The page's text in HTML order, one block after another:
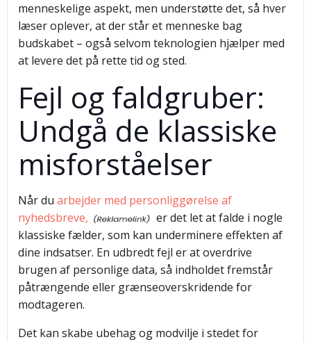
menneskelige aspekt, men understøtte det, så hver
læser oplever, at der står et menneske bag
budskabet – også selvom teknologien hjælper med
at levere det på rette tid og sted.
Fejl og faldgruber:
Undgå de klassiske
misforståelser
Når du arbejder med personliggørelse af
nyhedsbreve,
er det let at falde i nogle
klassiske fælder, som kan underminere effekten af
dine indsatser. En udbredt fejl er at overdrive
brugen af personlige data, så indholdet fremstår
påtrængende eller grænseoverskridende for
modtageren.
Det kan skabe ubehag og modvilje i stedet for